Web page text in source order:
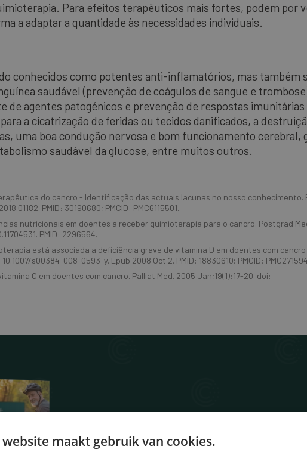
Para efeitos terapêuticos mais fortes, podem por
a adaptar a quantidade às necessidades individuais.
conhecidos como potentes anti-inflamatórios, mas também
saudável (prevenção de coágulos de sangue e
de agentes patogénicos e prevenção de respostas imunitárias
a cicatrização de feridas ou tecidos danificados, a
uma boa condução nervosa e bom funcionamento cerebral,
saudável da glucose, entre muitos outros.
do cancro - Identificação das actuais lacunas no nosso conhecimento.
PMID: 30190680; PMCID: PMC6115501.
nutricionais em doentes a receber quimioterapia para o cancro. Postgrad
PMID: 2296564.
está associada a deficiência grave de vitamina D em doentes com
s00384-008-0593-y. Epub 2008 Oct 2. PMID: 18830610; PMCID:
C em doentes com cancro. Palliat Med. 2005 Jan;19(1):17-20. doi:
Do you want
website maakt gebruik van cookies.